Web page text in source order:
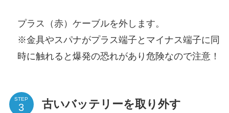
プラス（赤）ケーブルを外します。
※金具やスパナがプラス端子とマイナス端子に同
時に触れると爆発の恐れがあり危険なので注意！
STEP 古いバッテリーを取り外す